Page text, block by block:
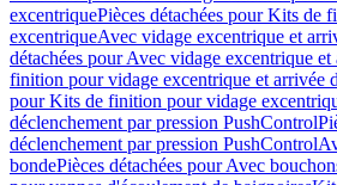
excentriquePièces détachées pour Kits de
excentriqueAvec vidage excentrique et
détachées pour Avec vidage excentrique et
finition pour vidage excentrique et arrivée
pour Kits de finition pour vidage
déclenchement par pression PushControl
déclenchement par pression PushControl
bondePièces détachées pour Avec